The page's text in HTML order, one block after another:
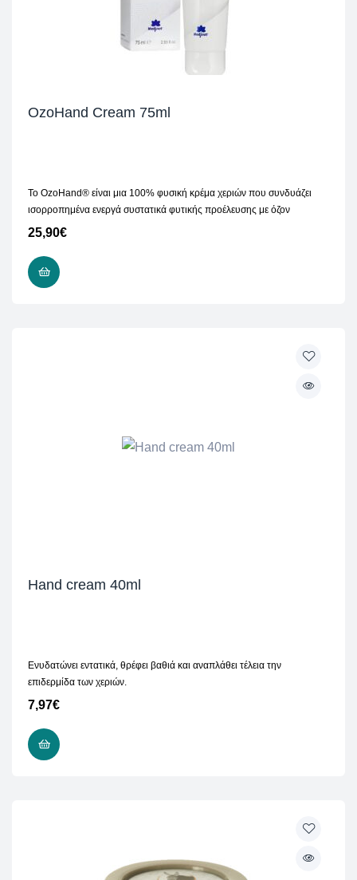
OzoHand Cream 75ml
Το OzoHand® είναι μια 100% φυσική κρέμα χεριών που συνδυάζει
ισορροπημένα ενεργά συστατικά φυτικής προέλευσης με όζον
25,90€
Hand cream 40ml
Ενυδατώνει εντατικά, θρέφει βαθιά και αναπλάθει τέλεια την
επιδερμίδα των χεριών.
7,97€